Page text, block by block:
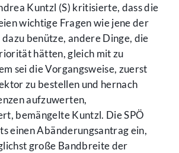
Kuntzl (S) kritisierte, dass die
wichtige Fragen wie jene der
benütze, andere Dinge, die
hätten, gleich mit zu
sei die Vorgangsweise, zuerst
zu bestellen und hernach
aufzuwerten,
bemängelte Kuntzl. Die SPÖ
einen Abänderungsantrag ein,
große Bandbreite der